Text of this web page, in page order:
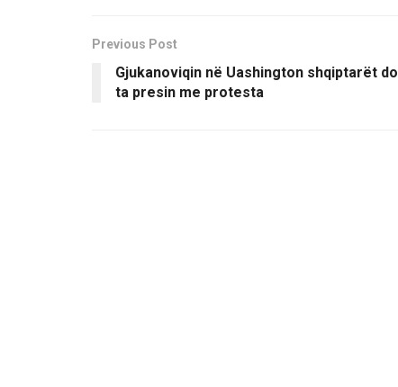
Previous Post
Gjukanoviqin në Uashington shqiptarët do
ta presin me protesta